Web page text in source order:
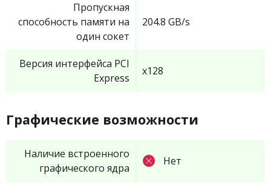
Пропускная
способность памяти на
один сокет
204.8 GB/s
Версия интерфейса PCI
Express
x128
Графические возможности
Наличие встроенного
графического ядра
Нет